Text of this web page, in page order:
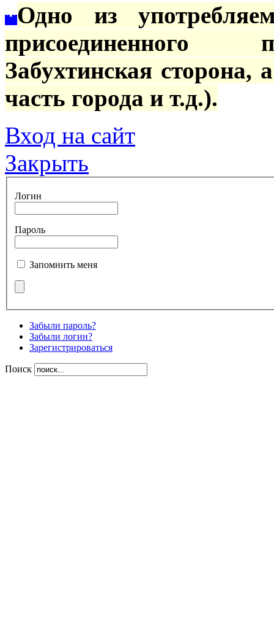
*Одно из
присоединенного
Забухтинская
часть города и т.д.).
Вход на сайт
Закрыть
Логин
Пароль
Запомнить меня
Забыли пароль?
Забыли логин?
Зарегистрироваться
Поиск